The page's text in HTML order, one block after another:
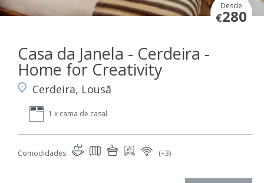
Desde
€280
Casa da Janela - Cerdeira -
Home for Creativity
Cerdeira, Lousã
1 x cama de casal
Comodidades (+3)